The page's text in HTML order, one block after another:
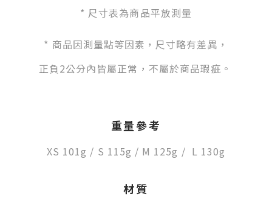
* 尺寸表為商品平放測量
* 商品因測量點等因素，尺寸略有差異，
正負2公分內皆屬正常，不屬於商品瑕疵。
重量參考
XS 101g / S 115g / M 125g / L 130g
材質